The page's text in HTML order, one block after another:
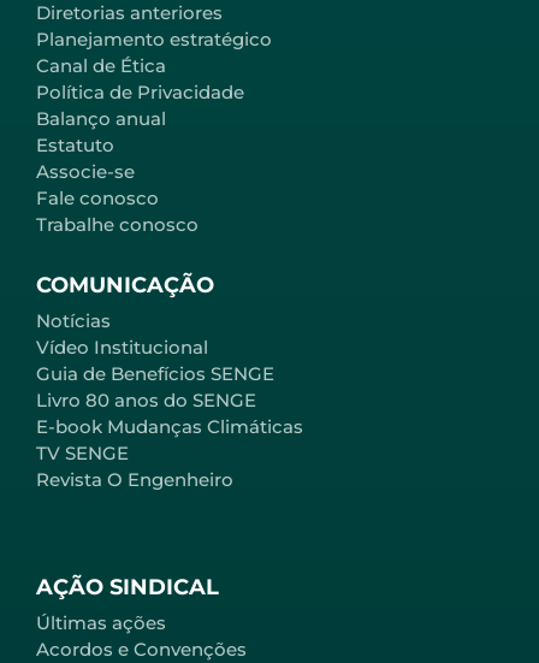
AÇÃO SINDICAL
Últimas ações
Acordos e Convenções
Diretorias anteriores
Planejamento estratégico
Canal de Ética
Política de Privacidade
Balanço anual
Estatuto
Associe-se
Fale conosco
Trabalhe conosco
COMUNICAÇÃO
Notícias
Vídeo Institucional
Guia de Benefícios SENGE
Livro 80 anos do SENGE
E-book Mudanças Climáticas
TV SENGE
Revista O Engenheiro